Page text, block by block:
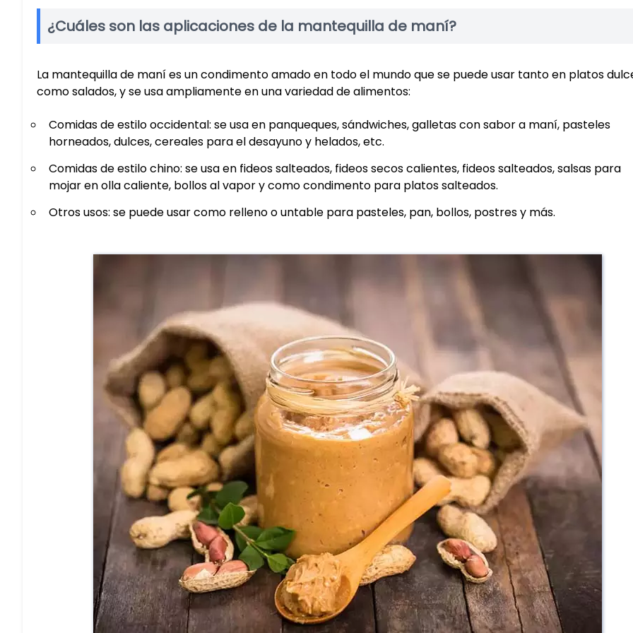
¿Cuáles son las aplicaciones de la mantequilla de maní?
La mantequilla de maní es un condimento amado en todo el mundo que se puede usar tanto en platos
como salados, y se usa ampliamente en una variedad de alimentos:
Comidas de estilo occidental: se usa en panqueques, sándwiches, galletas con sabor a maní, pasteles
horneados, dulces, cereales para el desayuno y helados, etc.
Comidas de estilo chino: se usa en fideos salteados, fideos secos calientes, fideos salteados, salsas para
mojar en olla caliente, bollos al vapor y como condimento para platos salteados.
Otros usos: se puede usar como relleno o untable para pasteles, pan, bollos, postres y más.